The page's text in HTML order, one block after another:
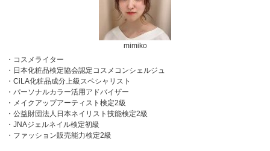
mimiko
・コスメライター
・日本化粧品検定協会認定コスメコンシェルジュ
・CiLA化粧品成分上級スペシャリスト
・パーソナルカラー活用アドバイザー
・メイクアップアーティスト検定2級
・公益財団法人日本ネイリスト技能検定2級
・JNAジェルネイル検定初級
・ファッション販売能力検定2級